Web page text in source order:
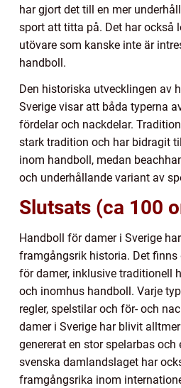
har gjort det till en mer
sport att titta på. Det har också
utövare som kanske inte är
handboll.
Den historiska utvecklingen av
Sverige visar att båda typerna
fördelar och nackdelar.
stark tradition och har bidragit
inom handboll, medan
och underhållande variant av
Slutsats (ca 100
Handboll för damer i Sverige
framgångsrik historia. Det finns
för damer, inklusive traditionell
och inomhus handboll. Varje
regler, spelstilar och för- och
damer i Sverige har blivit
genererat en stor spelarbas
svenska damlandslaget har
framgångsrika inom